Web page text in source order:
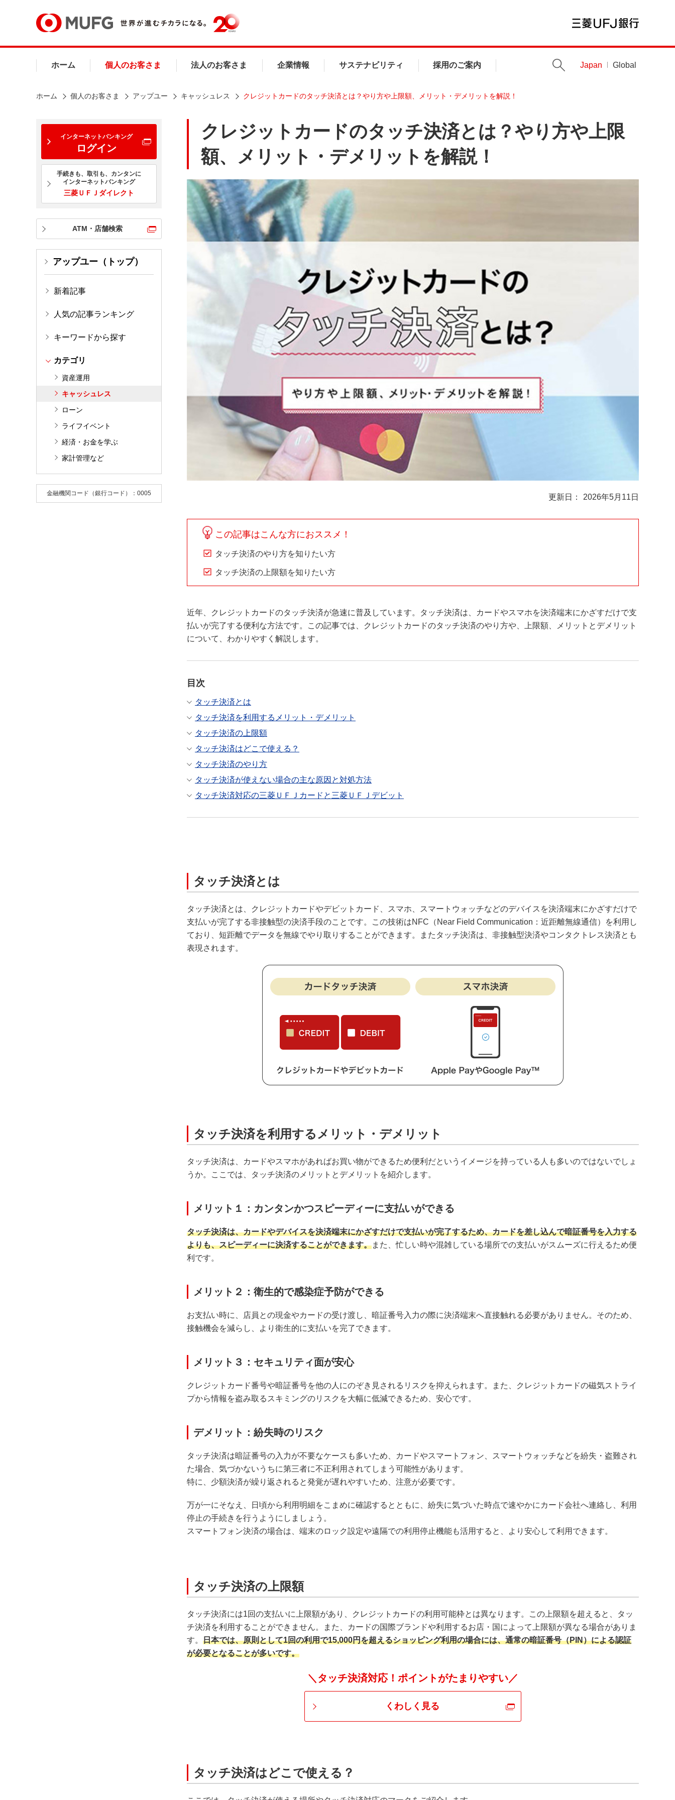
ホーム 個人のお客さま 法人のお客さま 企業情報 サステナビリティ 採用のご案内 Japan Global
ホーム 個人のお客さま アップユー キャッシュレス クレジットカードのタッチ決済とは？やり方や上限額、メリット・デメリットを解説！
インターネットバンキング
ログイン
手続きも、取引も、カンタンに
インターネットバンキング
三菱ＵＦＪダイレクト
ATM・店舗検索
アップユー（トップ）
新着記事
人気の記事ランキング
キーワードから探す
カテゴリ
資産運用
キャッシュレス
ローン
ライフイベント
経済・お金を学ぶ
家計管理など
金融機関コード（銀行コード）：0005
クレジットカードのタッチ決済とは？やり方や上限
額、メリット・デメリットを解説！
2026年5月11日
この記事はこんな方におススメ！
タッチ決済のやり方を知りたい方
タッチ決済の上限額を知りたい方
近年、クレジットカードのタッチ決済が急速に普及しています。タッチ決済は、カードやスマホを決済端末にかざすだけで支
払いが完了する便利な方法です。この記事では、クレジットカードのタッチ決済のやり方や、上限額、メリットとデメリット
について、わかりやすく解説します。
目次
タッチ決済とは
タッチ決済を利用するメリット・デメリット
タッチ決済の上限額
タッチ決済はどこで使える？
タッチ決済のやり方
タッチ決済が使えない場合の主な原因と対処方法
タッチ決済対応の三菱ＵＦＪカードと三菱ＵＦＪデビット
タッチ決済とは
タッチ決済とは、クレジットカードやデビットカード、スマホ、スマートウォッチなどのデバイスを決済端末にかざすだけで
支払いが完了する非接触型の決済手段のことです。この技術はNFC（Near Field Communication：近距離無線通信）を利用し
ており、短距離でデータを無線でやり取りすることができます。またタッチ決済は、非接触型決済やコンタクトレス決済とも
表現されます。
タッチ決済を利用するメリット・デメリット
タッチ決済は、カードやスマホがあればお買い物ができるため便利だというイメージを持っている人も多いのではないでしょ
うか。ここでは、タッチ決済のメリットとデメリットを紹介します。
メリット１：カンタンかつスピーディーに支払いができる
タッチ決済は、カードやデバイスを決済端末にかざすだけで支払いが完了するため、カードを差し込んで暗証番号を入力する
よりも、スピーディーに決済することができます。また、忙しい時や混雑している場所での支払いがスムーズに行えるため便
利です。
メリット２：衛生的で感染症予防ができる
お支払い時に、店員との現金やカードの受け渡し、暗証番号入力の際に決済端末へ直接触れる必要がありません。そのため、
接触機会を減らし、より衛生的に支払いを完了できます。
メリット３：セキュリティ面が安心
クレジットカード番号や暗証番号を他の人にのぞき見されるリスクを抑えられます。また、クレジットカードの磁気ストライ
プから情報を盗み取るスキミングのリスクを大幅に低減できるため、安心です。
デメリット：紛失時のリスク
タッチ決済は暗証番号の入力が不要なケースも多いため、カードやスマートフォン、スマートウォッチなどを紛失・盗難され
た場合、気づかないうちに第三者に不正利用されてしまう可能性があります。
特に、少額決済が繰り返されると発覚が遅れやすいため、注意が必要です。
万が一にそなえ、日頃から利用明細をこまめに確認するとともに、紛失に気づいた時点で速やかにカード会社へ連絡し、利用
停止の手続きを行うようにしましょう。
スマートフォン決済の場合は、端末のロック設定や遠隔での利用停止機能も活用すると、より安心して利用できます。
タッチ決済の上限額
タッチ決済には1回の支払いに上限額があり、クレジットカードの利用可能枠とは異なります。この上限額を超えると、タッ
チ決済を利用することができません。また、カードの国際ブランドや利用するお店・国によって上限額が異なる場合がありま
す。 日本では、原則として1回の利用で15,000円を超えるショッピング利用の場合には、通常の暗証番号（PIN）による認証
が必要となることが多いです。
＼タッチ決済対応！ポイントがたまりやすい／
くわしく見る
タッチ決済はどこで使える？